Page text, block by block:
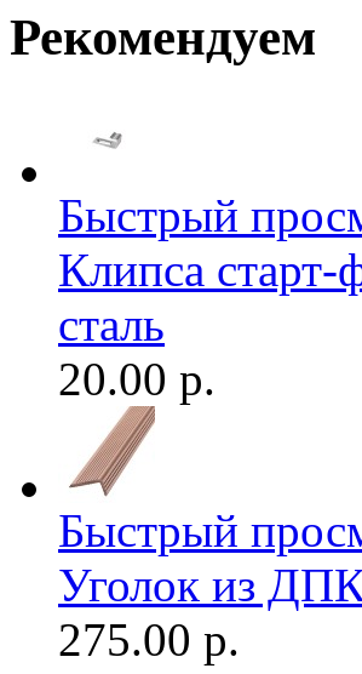
Рекомендуем
Быстрый
Клипса
сталь
20.00 р.
Быстрый
Уголок из
275.00 р.